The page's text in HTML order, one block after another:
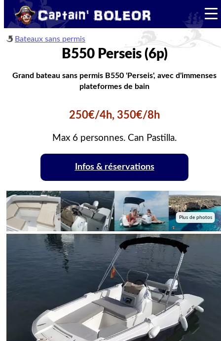
Bateaux sans permis
B550 Perseis (6p)
Grand bateau sans permis B550 'Perseis', avec d'immenses
plateformes de bain
250€/4h, 350€/8h
Max 6 personnes. Can Pastilla.
Infos & réservations
Plus de photos